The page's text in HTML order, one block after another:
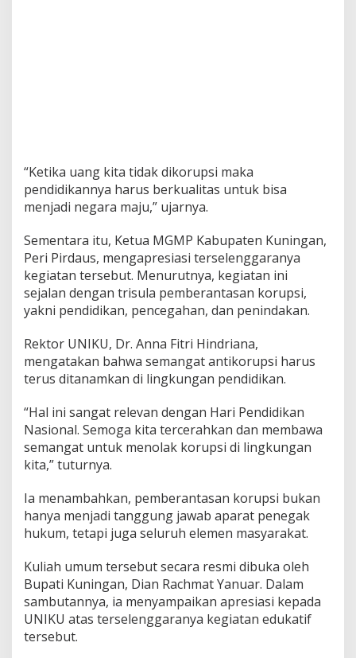
“Ketika uang kita tidak dikorupsi maka
pendidikannya harus berkualitas untuk bisa
menjadi negara maju,” ujarnya.
Sementara itu, Ketua MGMP Kabupaten Kuningan,
Peri Pirdaus, mengapresiasi terselenggaranya
kegiatan tersebut. Menurutnya, kegiatan ini
sejalan dengan trisula pemberantasan korupsi,
yakni pendidikan, pencegahan, dan penindakan.
Rektor UNIKU, Dr. Anna Fitri Hindriana,
mengatakan bahwa semangat antikorupsi harus
terus ditanamkan di lingkungan pendidikan.
“Hal ini sangat relevan dengan Hari Pendidikan
Nasional. Semoga kita tercerahkan dan membawa
semangat untuk menolak korupsi di lingkungan
kita,” tuturnya.
Ia menambahkan, pemberantasan korupsi bukan
hanya menjadi tanggung jawab aparat penegak
hukum, tetapi juga seluruh elemen masyarakat.
Kuliah umum tersebut secara resmi dibuka oleh
Bupati Kuningan, Dian Rachmat Yanuar. Dalam
sambutannya, ia menyampaikan apresiasi kepada
UNIKU atas terselenggaranya kegiatan edukatif
tersebut.